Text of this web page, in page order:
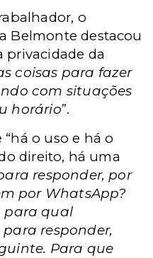
o
Belmonte destacou
privacidade da
coisas para fazer
com situações
horário”.
o uso e há o
direito, há uma
responder, por
por WhatsApp?
para qual
responder,
Para que